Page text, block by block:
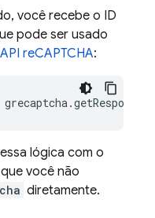
você recebe o ID
pode ser usado
API reCAPTCHA:
grecaptcha.getResponse
lógica com o
você não
diretamente.